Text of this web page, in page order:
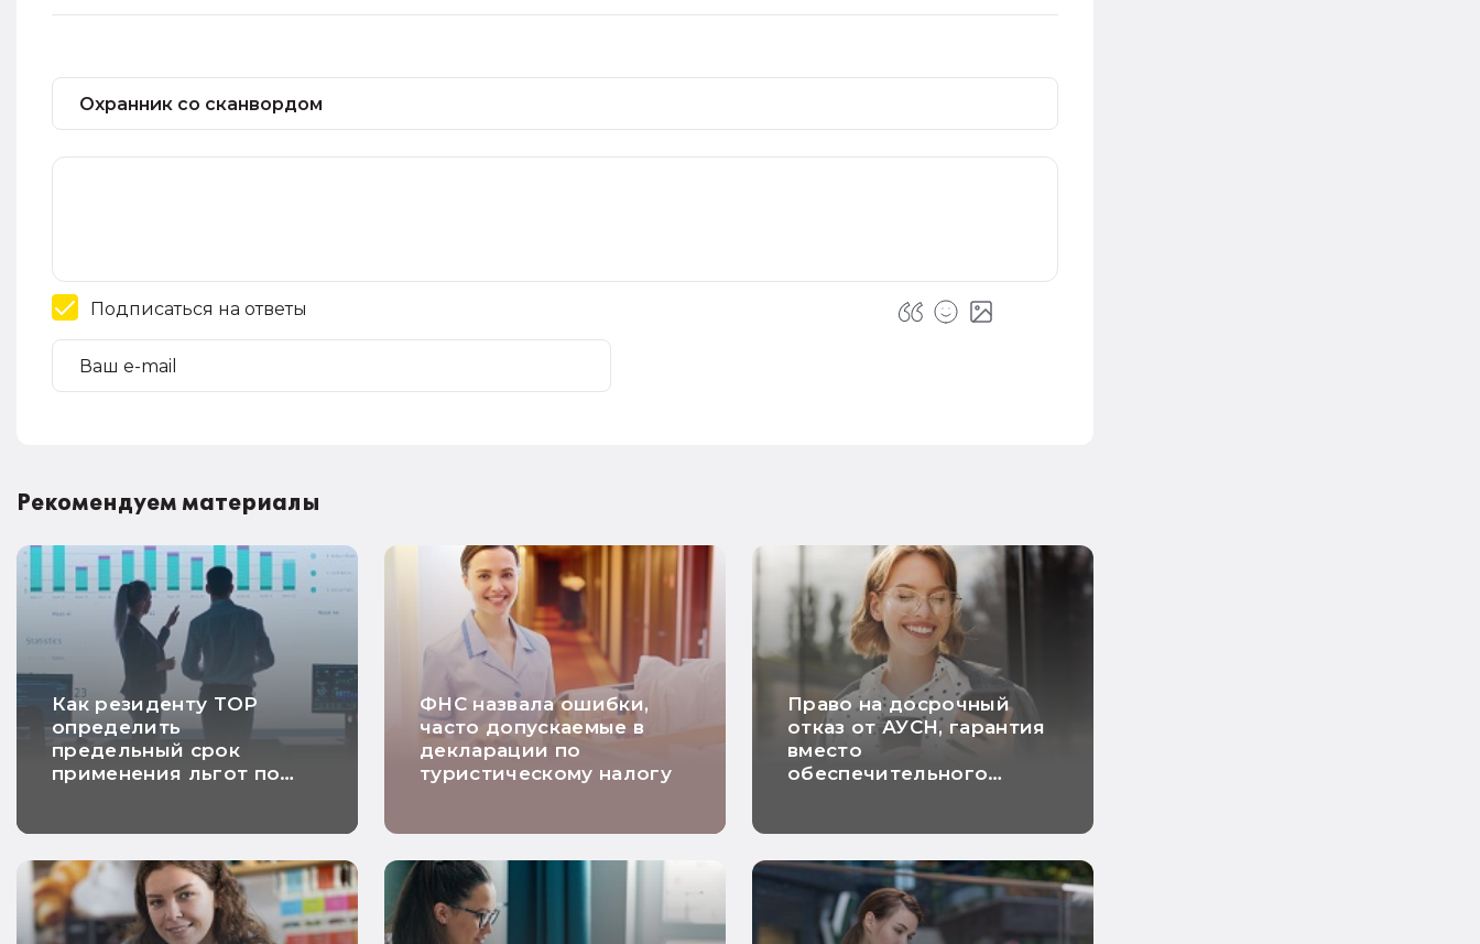
Подписаться на ответы
Рекомендуем материалы
Как резиденту ТОР
определить
предельный срок
применения льгот по
ФНС назвала ошибки,
часто допускаемые в
декларации по
туристическому налогу
Право на досрочный
отказ от АУСН, гарантия
вместо
обеспечительного
хорошие новости
недели